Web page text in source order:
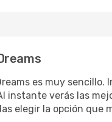
es muy
instante verás las
elegir la opción